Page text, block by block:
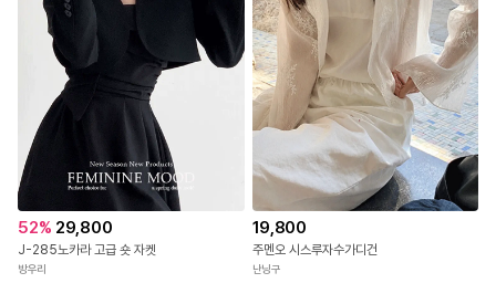
52% 29,800
J-285노카라 고급 숏 자켓
방우리
19,800
주멘오 시스루자수가디건
난닝구